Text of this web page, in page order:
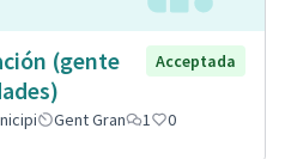
(gente
Acceptada
Gent Gran 1 0